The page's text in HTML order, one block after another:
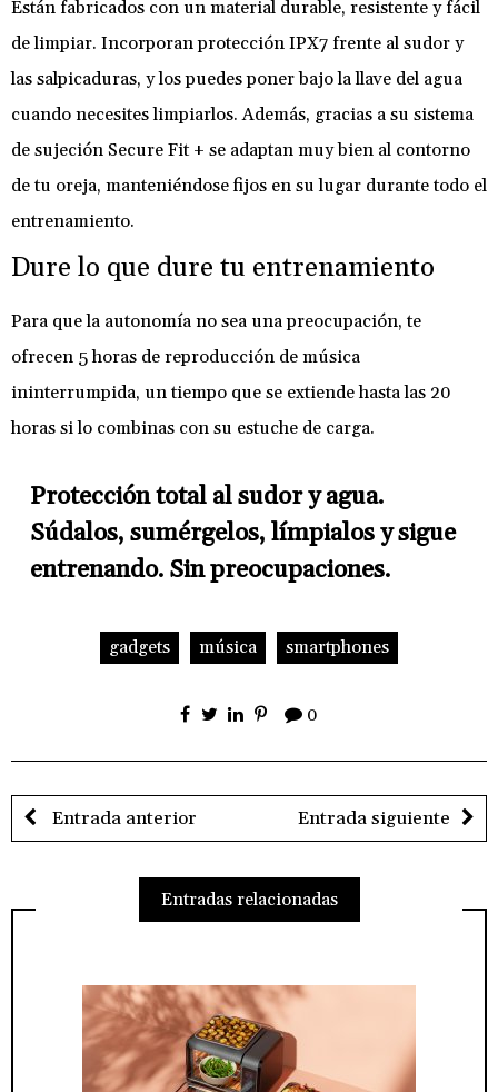
Están fabricados con un material durable, resistente y fácil
de limpiar. Incorporan protección IPX7 frente al sudor y
las salpicaduras, y los puedes poner bajo la llave del agua
cuando necesites limpiarlos. Además, gracias a su sistema
de sujeción Secure Fit + se adaptan muy bien al contorno
de tu oreja, manteniéndose fijos en su lugar durante todo el
entrenamiento.
Dure lo que dure tu entrenamiento
Para que la autonomía no sea una preocupación, te
ofrecen 5 horas de reproducción de música
ininterrumpida, un tiempo que se extiende hasta las 20
horas si lo combinas con su estuche de carga.
Protección total al sudor y agua.
Súdalos, sumérgelos, límpialos y sigue
entrenando. Sin preocupaciones.
gadgets música smartphones
0
Entrada anterior Entrada siguiente
Entradas relacionadas